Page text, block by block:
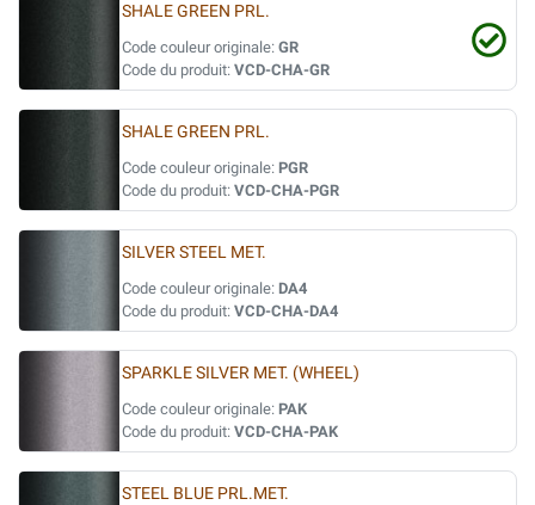
SHALE GREEN PRL.
Code couleur originale: GR
Code du produit: VCD-CHA-GR
SHALE GREEN PRL.
Code couleur originale: PGR
Code du produit: VCD-CHA-PGR
SILVER STEEL MET.
Code couleur originale: DA4
Code du produit: VCD-CHA-DA4
SPARKLE SILVER MET. (WHEEL)
Code couleur originale: PAK
Code du produit: VCD-CHA-PAK
STEEL BLUE PRL.MET.